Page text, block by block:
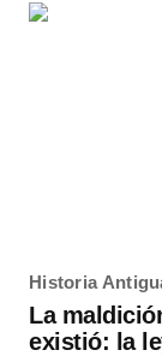
Historia
La
existió: la